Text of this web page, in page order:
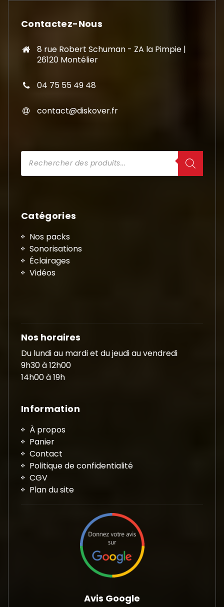
Contactez-Nous
8 rue Robert Schuman - ZA la Pimpie |
26120 Montélier
04 75 55 49 48
contact@diskover.fr
Recherche
de
Catégories
Nos packs
Sonorisations
Éclairages
Vidéos
Nos horaires
Du lundi au mardi et du jeudi au vendredi
9h30 à 12h00
14h00 à 19h
Information
À propos
Panier
Contact
Politique de confidentialité
CGV
Plan du site
Avis Google